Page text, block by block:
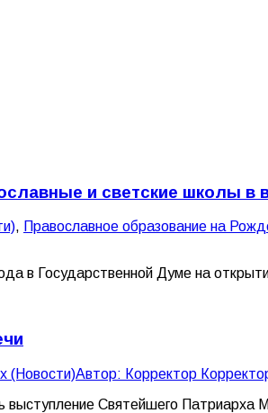
и светские школы в
, Православное образование на
в Государственной Думе на
(Новости)Автор: Корректор
Святейшего Патриарха